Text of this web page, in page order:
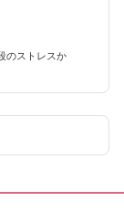
のストレスか